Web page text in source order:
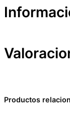
Atributos
0
Productos